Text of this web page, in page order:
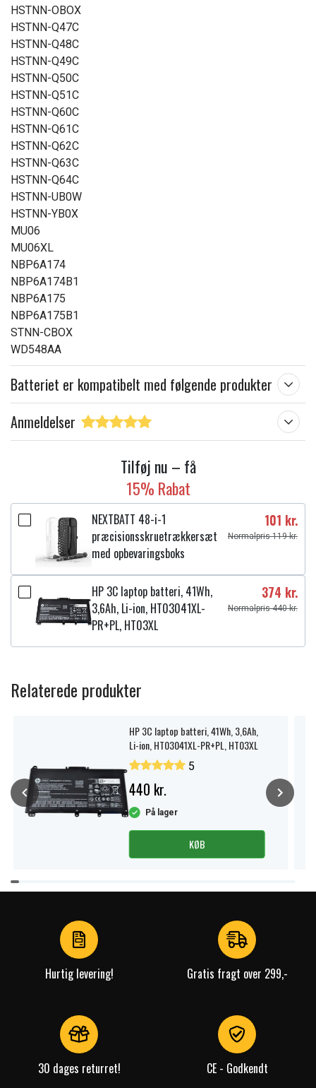
HSTNN-OBOX
HSTNN-Q47C
HSTNN-Q48C
HSTNN-Q49C
HSTNN-Q50C
HSTNN-Q51C
HSTNN-Q60C
HSTNN-Q61C
HSTNN-Q62C
HSTNN-Q63C
HSTNN-Q64C
HSTNN-UB0W
HSTNN-YB0X
MU06
MU06XL
NBP6A174
NBP6A174B1
NBP6A175
NBP6A175B1
STNN-CBOX
WD548AA
Batteriet er kompatibelt med følgende produkter
Anmeldelser
Tilføj nu – få
15% Rabat
NEXTBATT 48-i-1
præcisionsskruetrækkersæt
med opbevaringsboks
101 kr.
Normalpris 119 kr.
HP 3C laptop batteri, 41Wh,
3,6Ah, Li-ion, HT03041XL-
PR+PL, HT03XL
374 kr.
Normalpris 440 kr.
Relaterede produkter
HP 3C laptop batteri, 41Wh, 3,6Ah,
Li-ion, HT03041XL-PR+PL, HT03XL
5
440 kr.
På lager
KØB
Item
1
Hurtig levering! Gratis fragt over 299,-
30 dages returret! CE - Godkendt